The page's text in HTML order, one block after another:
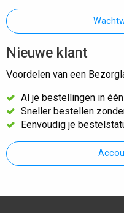
Nieuwe klant
Voordelen van een
Al je bestellingen in
Sneller bestellen
Eenvoudig je